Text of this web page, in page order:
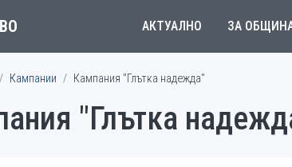
АКТУАЛНО ЗА
Кампании Кампания "Глътка надежда"
"Глътка